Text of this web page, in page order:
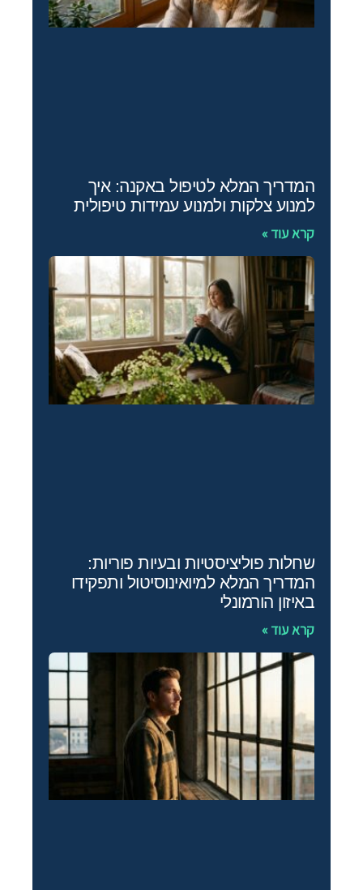
המדריך המלא לטיפול באקנה: איך
למנוע צלקות ולמנוע עמידות טיפולית
קרא עוד »
שחלות פוליציסטיות ובעיות פוריות:
המדריך המלא למיואינוסיטול ותפקידו
באיזון הורמונלי
קרא עוד »